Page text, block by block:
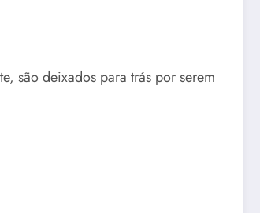
são deixados para trás por serem